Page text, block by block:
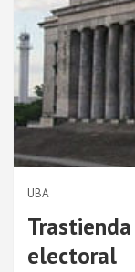
UBA
electoral